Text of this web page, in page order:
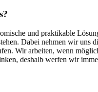
und praktikable
Dabei nehmen wir uns
Wir arbeiten, wenn
deshalb werfen wir